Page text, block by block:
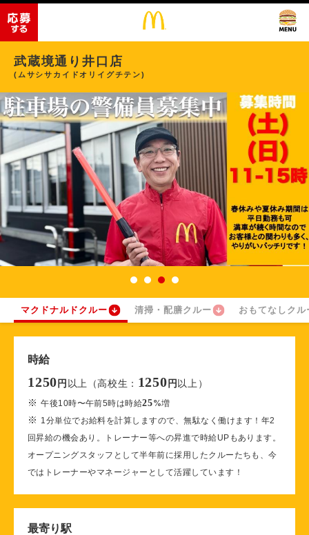
武蔵境通り井口店
(ムサシサカイドオリイグチテン)
マクドナルドクルー 清掃・配膳クルー おもてなしクル
時給
1250 円 以上（高校生： 1250 円 以上）
※午後10時〜午前5時は時給25%増
※ 1分単位でお給料を計算しますので、無駄なく働けます！年2
回昇給の機会あり。トレーナー等への昇進で時給UPもあります。
オープニングスタッフとして半年前に採用したクルーたちも、今
ではトレーナーやマネージャーとして活躍しています！
最寄り駅